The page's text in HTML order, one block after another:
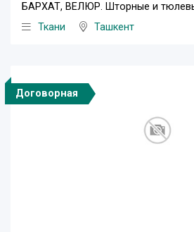
БАРХАТ, ВЕЛЮР. Шторные и
Ткани
Ташкент
Договорная